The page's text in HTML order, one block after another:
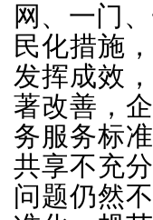
网、一门
民化措施
发挥成效
著改善，
务服务标
共享不充
问题仍然